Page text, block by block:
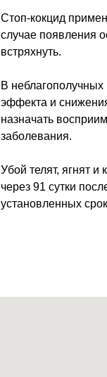
Стоп-кокцид
случае появления
встряхнуть.
В неблагополучных
эффекта и
назначать
заболевания.
Убой телят, ягнят
через 91 сутки
установленных